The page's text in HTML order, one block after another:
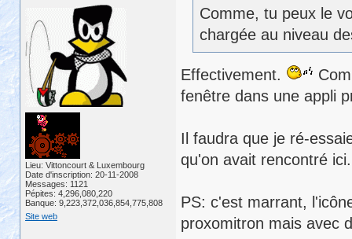
Lieu: Vittoncourt & Luxembourg
Date d'inscription: 20-11-2008
Messages: 1121
Pépites: 4,296,080,220
Banque: 9,223,372,036,854,775,808
Site web
Comme, tu peux le
chargée au niveau
Effectivement.
fenêtre dans une appli
Il faudra que je ré-
qu'on avait rencontré ici.
PS: c'est marrant,
proxomitron mais avec